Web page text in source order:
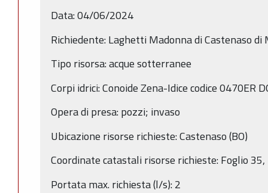
Data: 04/06/2024
Richiedente: Laghetti Madonna di Castenaso di
Tipo risorsa: acque sotterranee
Corpi idrici: Conoide Zena-Idice codice 0470ER
Opera di presa: pozzi; invaso
Ubicazione risorse richieste: Castenaso (BO)
Coordinate catastali risorse richieste: Foglio
Portata max. richiesta (l/s): 2